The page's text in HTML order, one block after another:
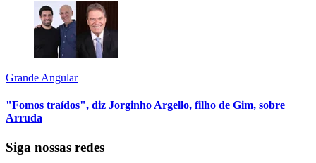
Grande Angular
"Fomos traídos", diz Jorginho Argello, filho de Gim, sobre
Arruda
Siga nossas redes